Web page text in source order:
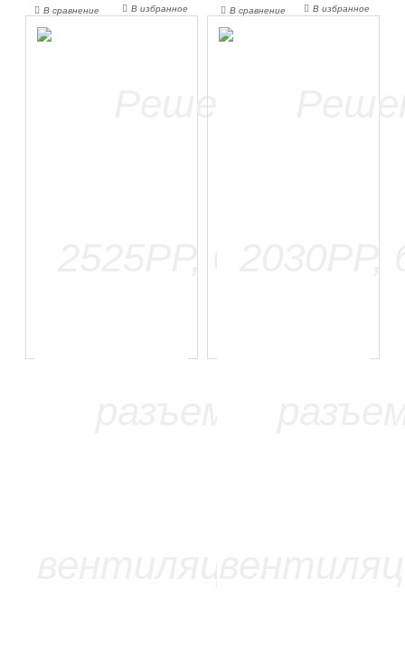
В избранное
В сравнение В избранное
В сравнение